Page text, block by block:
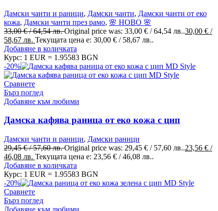
Дамски чанти и раници, Дамски чанти, Дамски чанти от еко
кожа, Дамски чанти през рамо, 🌸 НОВО 🌸
33,00€/ 64,54 лв.Original price was: 33,00 € / 64,54 лв..30,00 € /
58,67 лв. Текущата цена е: 30,00 € / 58,67 лв..
Добавяне в количката
Курс: 1 EUR = 1.95583 BGN
-20%
Сравнете
Бърз поглед
Добавяне към любими
Дамска кафява раница от еко кожа с цип
Дамски чанти и раници, Дамски раници
29,45€/ 57,60 лв.Original price was: 29,45 € / 57,60 лв..23,56 € /
46,08 лв. Текущата цена е: 23,56 € / 46,08 лв..
Добавяне в количката
Курс: 1 EUR = 1.95583 BGN
-20%
Сравнете
Бърз поглед
Добавяне към любими